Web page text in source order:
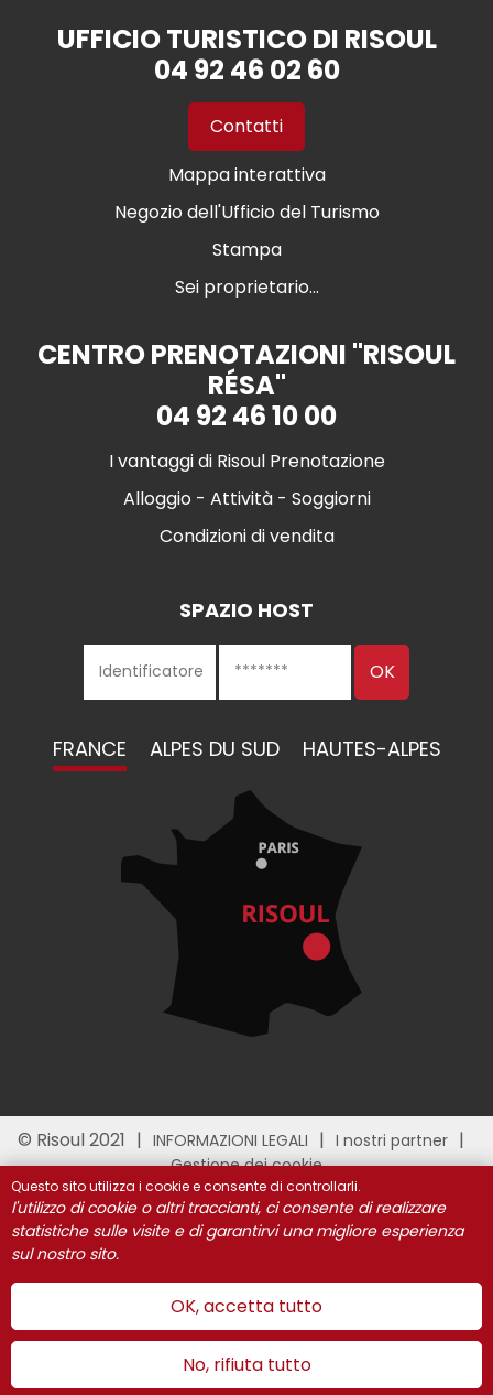
UFFICIO TURISTICO DI RISOUL
04 92 46 02 60
Contatti
Mappa interattiva
Negozio dell'Ufficio del Turismo
Stampa
Sei proprietario...
CENTRO PRENOTAZIONI "RISOUL
RÉSA"
04 92 46 10 00
I vantaggi di Risoul Prenotazione
Alloggio - Attività - Soggiorni
Condizioni di vendita
SPAZIO HOST
FRANCE ALPES DU SUD HAUTES-ALPES
© Risoul 2021 INFORMAZIONI LEGALI
I nostri partner
Gestione dei cookie
Questo sito utilizza i cookie e consente di controllarli.
l'utilizzo di cookie o altri traccianti, ci consente di realizzare
statistiche sulle visite e di garantirvi una migliore esperienza
sul nostro sito.
OK, accetta tutto
No, rifiuta tutto